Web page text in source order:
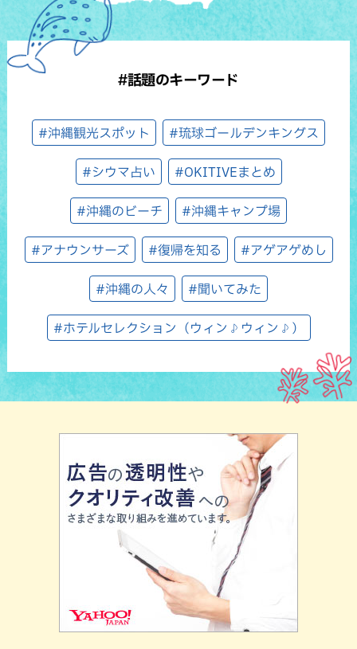
#話題のキーワード
#沖縄観光スポット #琉球ゴールデンキングス
#シウマ占い #OKITIVEまとめ
#沖縄のビーチ #沖縄キャンプ場
#アナウンサーズ #復帰を知る #アゲアゲめし
#沖縄の人々 #聞いてみた
#ホテルセレクション（ウィン♪ウィン♪）